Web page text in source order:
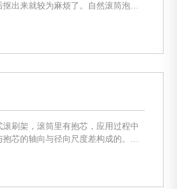
出来就较为麻烦了。自然滚筒泡水
刷架，滚筒里有抱芯，应用过程中
芯的轴向与径向尺度差构成的。欧